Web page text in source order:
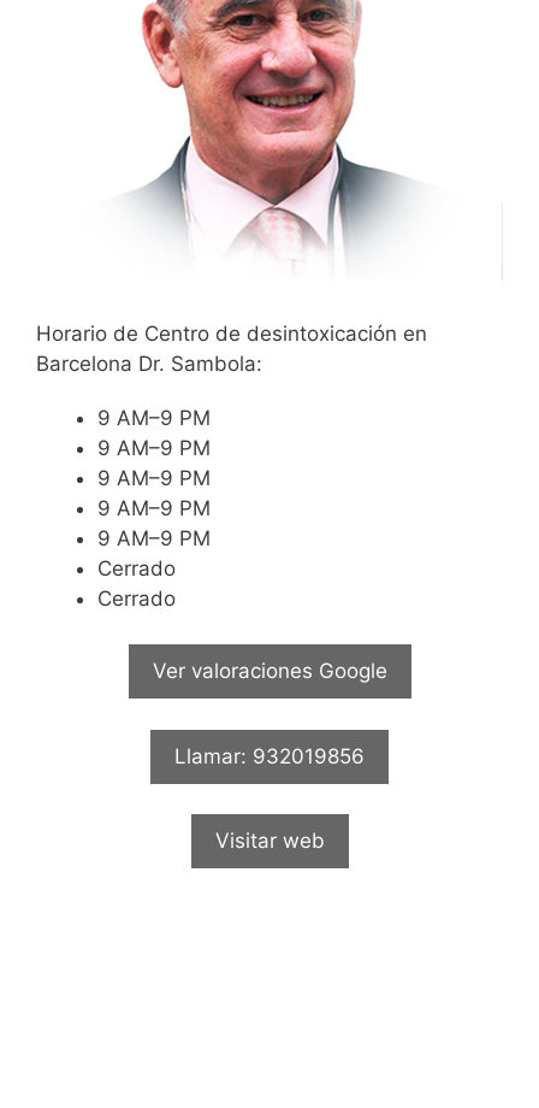
Horario de Centro de desintoxicación en
Barcelona Dr. Sambola:
9 AM–9 PM
9 AM–9 PM
9 AM–9 PM
9 AM–9 PM
9 AM–9 PM
Cerrado
Cerrado
Ver valoraciones Google
Llamar: 932019856
Visitar web